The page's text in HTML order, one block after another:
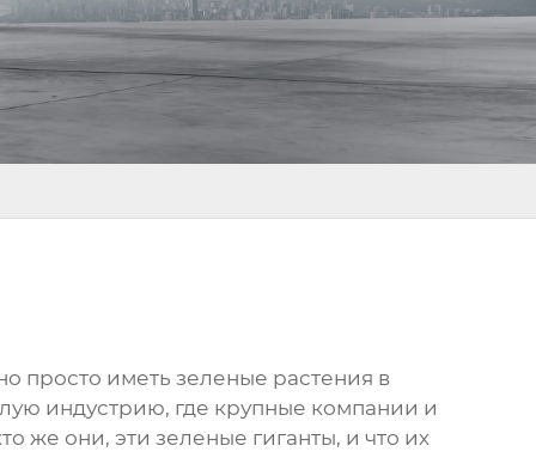
просто иметь зеленые растения в
индустрию, где крупные компании и
же они, эти зеленые гиганты, и что их